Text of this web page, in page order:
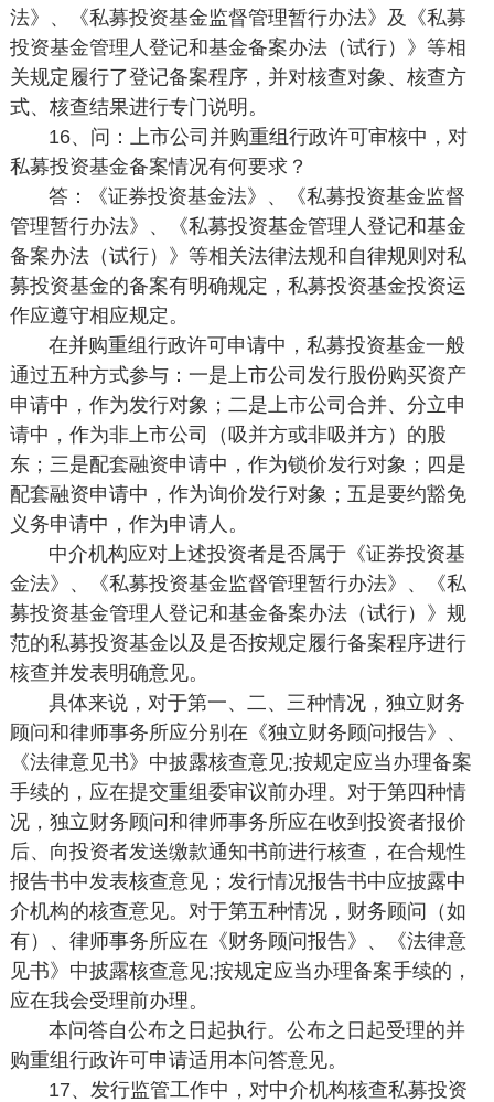
法》、《私募投资基金监督管理暂行办法》及《私募
投资基金管理人登记和基金备案办法（试行）》等相
关规定履行了登记备案程序，并对核查对象、核查方
式、核查结果进行专门说明。
16、问：上市公司并购重组行政许可审核中，对
私募投资基金备案情况有何要求？
答：《证券投资基金法》、《私募投资基金监督
管理暂行办法》、《私募投资基金管理人登记和基金
备案办法（试行）》等相关法律法规和自律规则对私
募投资基金的备案有明确规定，私募投资基金投资运
作应遵守相应规定。
在并购重组行政许可申请中，私募投资基金一般
通过五种方式参与：一是上市公司发行股份购买资产
申请中，作为发行对象；二是上市公司合并、分立申
请中，作为非上市公司（吸并方或非吸并方）的股
东；三是配套融资申请中，作为锁价发行对象；四是
配套融资申请中，作为询价发行对象；五是要约豁免
义务申请中，作为申请人。
中介机构应对上述投资者是否属于《证券投资基
金法》、《私募投资基金监督管理暂行办法》、《私
募投资基金管理人登记和基金备案办法（试行）》规
范的私募投资基金以及是否按规定履行备案程序进行
核查并发表明确意见。
具体来说，对于第一、二、三种情况，独立财务
顾问和律师事务所应分别在《独立财务顾问报告》、
《法律意见书》中披露核查意见;按规定应当办理备案
手续的，应在提交重组委审议前办理。对于第四种情
况，独立财务顾问和律师事务所应在收到投资者报价
后、向投资者发送缴款通知书前进行核查，在合规性
报告书中发表核查意见；发行情况报告书中应披露中
介机构的核查意见。对于第五种情况，财务顾问（如
有）、律师事务所应在《财务顾问报告》、《法律意
见书》中披露核查意见;按规定应当办理备案手续的，
应在我会受理前办理。
本问答自公布之日起执行。公布之日起受理的并
购重组行政许可申请适用本问答意见。
17、发行监管工作中，对中介机构核查私募投资